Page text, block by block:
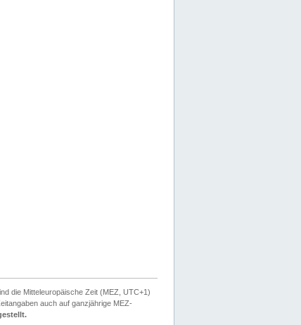
die Mitteleuropäische Zeit (MEZ, UTC+1)
auch auf ganzjährige MEZ-